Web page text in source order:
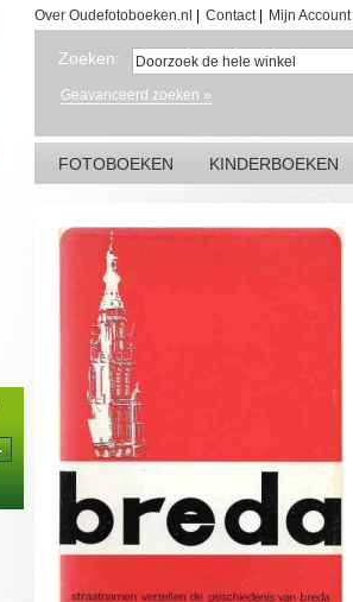
Over Oudefotoboeken.nl Contact| Mijn Account|
Zoeken:
Geavanceerd zoeken »
FOTOBOEKEN KINDERBOEKEN